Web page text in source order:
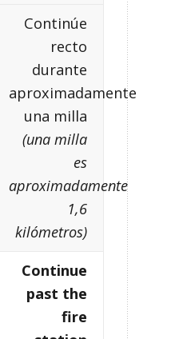
Continúe
recto
durante
aproximadamente
una milla
(una milla
es
aproximadamente
1,6
kilómetros)
Continue
past the
fire